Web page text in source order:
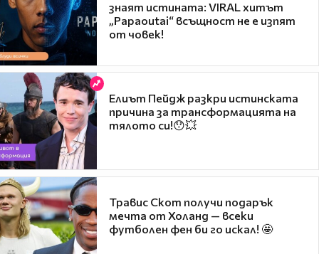
знаят истината: VIRAL хитът
„Papaoutai“ всъщност не е изпят
от човек!
Елиът Пейдж разкри истинската
причина за трансформацията на
тялото си!😯💥
Травис Скот получи подарък
мечта от Холанд — всеки
футболен фен би го искал! 🤩